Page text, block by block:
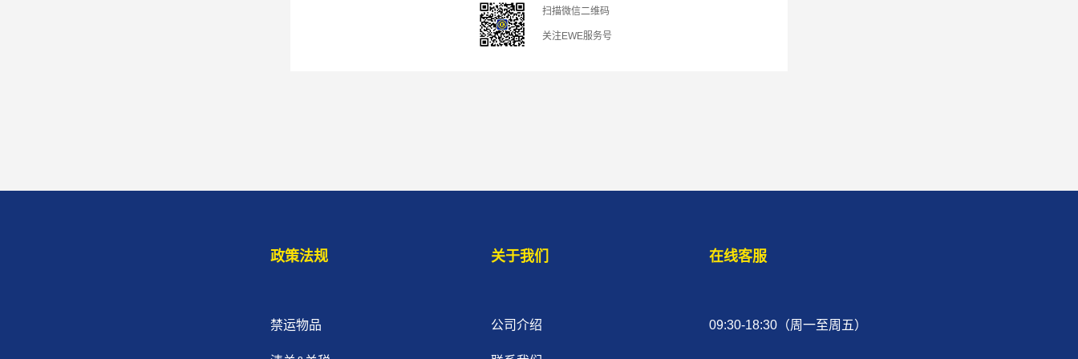
扫描微信二维码
关注EWE服务号
政策法规
禁运物品
关于我们
公司介绍
在线客服
09:30-18:30（周一至周五）